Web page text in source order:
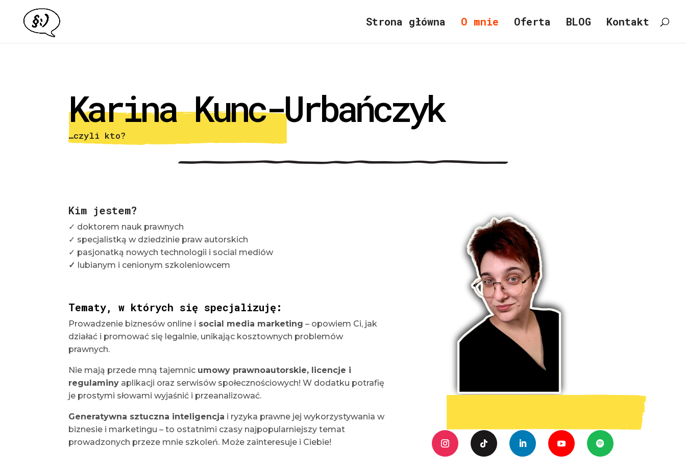
Strona główna O mnie Oferta BLOG Kontakt
Karina Kunc-Urbańczyk
…czyli kto?
Kim jestem?
✓ doktorem nauk prawnych
✓ specjalistką w dziedzinie praw autorskich
✓ pasjonatką nowych technologii i social mediów
✓ lubianym i cenionym szkoleniowcem
Tematy, w których się specjalizuję:
Prowadzenie biznesów online i social media marketing – opowiem Ci, jak
działać i promować się legalnie, unikając kosztownych problemów
prawnych.
Nie mają przede mną tajemnic umowy prawnoautorskie, licencje i
regulaminy aplikacji oraz serwisów społecznościowych! W dodatku potrafię
je prostymi słowami wyjaśnić i przeanalizować.
Generatywna sztuczna inteligencja i ryzyka prawne jej wykorzystywania w
biznesie i marketingu – to ostatnimi czasy najpopularniejszy temat
prowadzonych przeze mnie szkoleń. Może zainteresuje i Ciebie!